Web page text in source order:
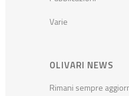
Varie
OLIVARI NEWS
Rimani sempre